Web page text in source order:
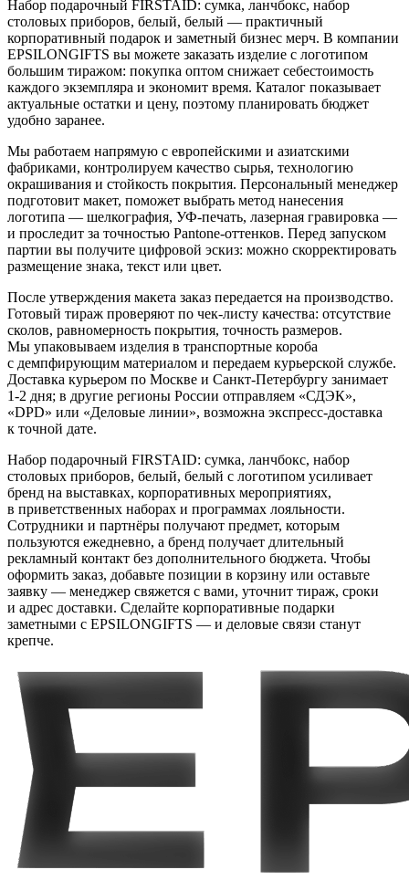
Набор подарочный FIRSTAID: сумка, ланчбокс, набор
столовых приборов, белый, белый — практичный
корпоративный подарок и заметный бизнес мерч. В компании
EPSILONGIFTS вы можете заказать изделие с логотипом
большим тиражом: покупка оптом снижает себестоимость
каждого экземпляра и экономит время. Каталог показывает
актуальные остатки и цену, поэтому планировать бюджет
удобно заранее.
Мы работаем напрямую с европейскими и азиатскими
фабриками, контролируем качество сырья, технологию
окрашивания и стойкость покрытия. Персональный менеджер
подготовит макет, поможет выбрать метод нанесения
логотипа — шелкография, УФ-печать, лазерная гравировка —
и проследит за точностью Pantone-оттенков. Перед запуском
партии вы получите цифровой эскиз: можно скорректировать
размещение знака, текст или цвет.
После утверждения макета заказ передается на производство.
Готовый тираж проверяют по чек-листу качества: отсутствие
сколов, равномерность покрытия, точность размеров.
Мы упаковываем изделия в транспортные короба
с демпфирующим материалом и передаем курьерской службе.
Доставка курьером по Москве и Санкт-Петербургу занимает
1-2 дня; в другие регионы России отправляем «СДЭК»,
«DPD» или «Деловые линии», возможна экспресс-доставка
к точной дате.
Набор подарочный FIRSTAID: сумка, ланчбокс, набор
столовых приборов, белый, белый с логотипом усиливает
бренд на выставках, корпоративных мероприятиях,
в приветственных наборах и программах лояльности.
Сотрудники и партнёры получают предмет, которым
пользуются ежедневно, а бренд получает длительный
рекламный контакт без дополнительного бюджета. Чтобы
оформить заказ, добавьте позиции в корзину или оставьте
заявку — менеджер свяжется с вами, уточнит тираж, сроки
и адрес доставки. Сделайте корпоративные подарки
заметными с EPSILONGIFTS — и деловые связи станут
крепче.